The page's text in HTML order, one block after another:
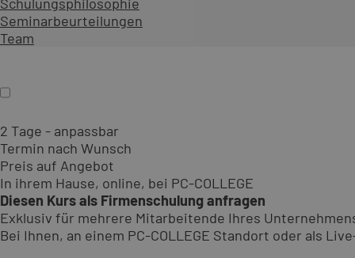
Seminarbeurteilungen
Team
PräsenzOnlineTermin auswählen
Firmenschulung
2 Tage - anpassbar
Termin nach Wunsch
Preis auf Angebot
In ihrem Hause, online, bei PC-COLLEGE
Diesen Kurs als Firmenschulung anfragen
Exklusiv für mehrere Mitarbeitende Ihres
Bei Ihnen, an einem PC-COLLEGE Standort oder als